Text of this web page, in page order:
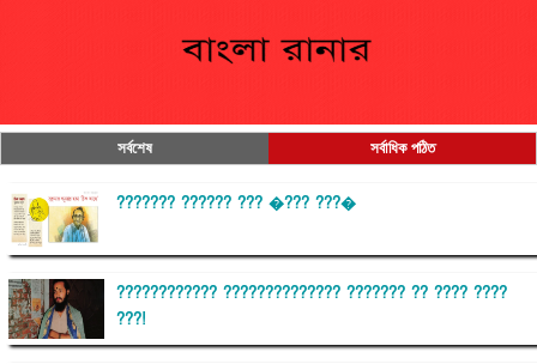
সর্বশেষ সর্বাধিক পঠিত
??????? ?????? ??? �??? ???�
???????????? ?????????????? ??????? ?? ???? ????
???!